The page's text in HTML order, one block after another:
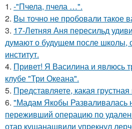
1. -"Пчела, пчела …".
2. Вы точно не пробовали такое
3. 17-Летняя Аня пересильд
думают о будущем после школы,
институт.
4. Привет! Я Василина и явлюсь
клубе "Три Океана".
5. Представляете, какая
6. "Мадам Якобы Разваливалась
переживший операцию по
отар кушанашвили упрекнул